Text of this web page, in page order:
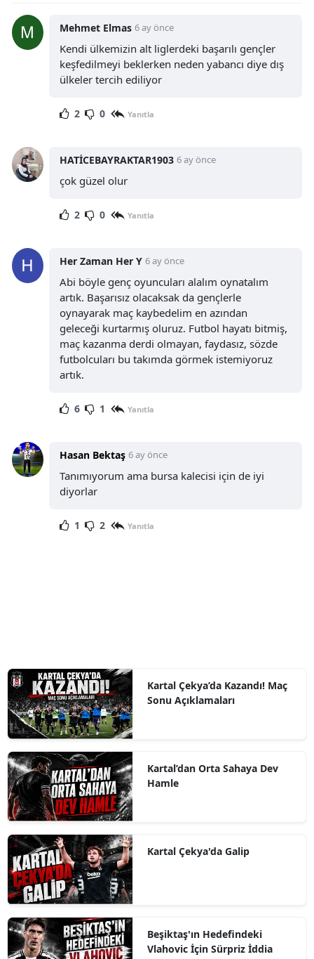
Mehmet Elmas 6 ay önce
Kendi ülkemizin alt liglerdeki başarılı gençler
keşfedilmeyi beklerken neden yabancı diye dış
ülkeler tercih ediliyor
2 0 Yanıtla
HATİCEBAYRAKTAR1903 6 ay önce
çok güzel olur
2 0 Yanıtla
Her Zaman Her Y 6 ay önce
Abi böyle genç oyuncuları alalım oynatalım
artık. Başarısız olacaksak da gençlerle
oynayarak maç kaybedelim en azından
geleceği kurtarmış oluruz. Futbol hayatı bitmiş,
maç kazanma derdi olmayan, faydasız, sözde
futbolcuları bu takımda görmek istemiyoruz
artık.
6 1 Yanıtla
Hasan Bektaş 6 ay önce
Tanımıyorum ama bursa kalecisi için de iyi
diyorlar
1 2 Yanıtla
Kartal Çekya’da Kazandı! Maç
Sonu Açıklamaları
Kartal’dan Orta Sahaya Dev
Hamle
Kartal Çekya'da Galip
Beşiktaş'ın Hedefindeki
Vlahovic İçin Sürpriz İddia